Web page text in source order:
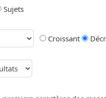
Sujets
Croissant